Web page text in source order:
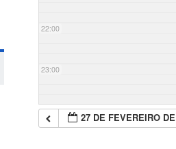
22:00
23:00
27 DE FEVEREIRO